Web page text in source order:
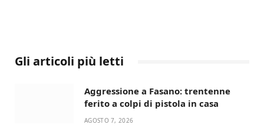
Gli articoli più letti
Aggressione a Fasano: trentenne
ferito a colpi di pistola in casa
AGOSTO 7, 2026